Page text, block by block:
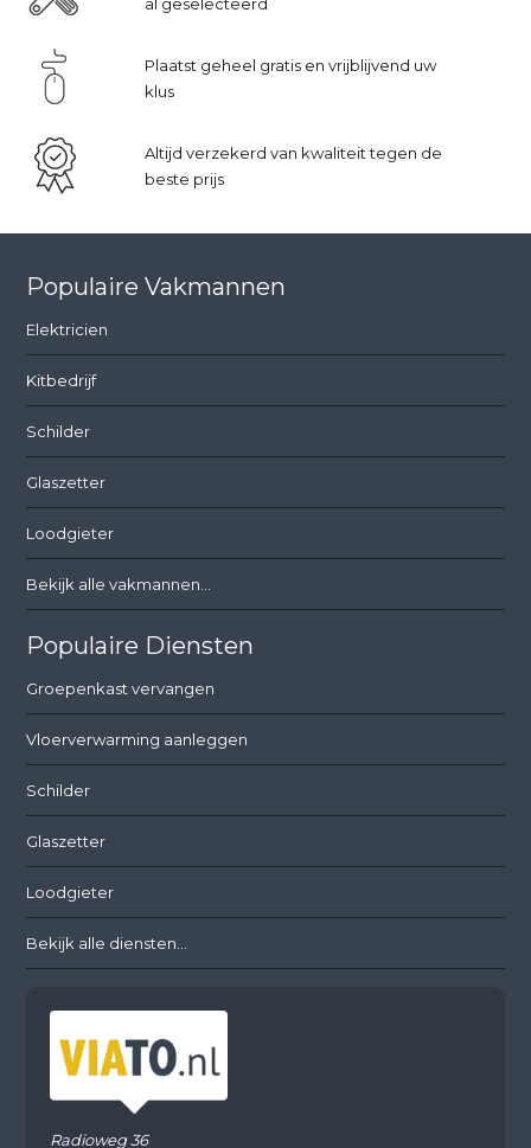
Plaatst geheel gratis en vrijblijvend uw
klus
Altijd verzekerd van kwaliteit tegen de
beste prijs
Populaire Vakmannen
Elektricien
Kitbedrijf
Schilder
Glaszetter
Loodgieter
Bekijk alle vakmannen...
Populaire Diensten
Groepenkast vervangen
Vloerverwarming aanleggen
Schilder
Glaszetter
Loodgieter
Bekijk alle diensten...
Radioweg 36